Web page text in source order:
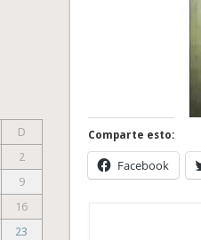
Comparte esto:
Facebook
D
2
9
16
23